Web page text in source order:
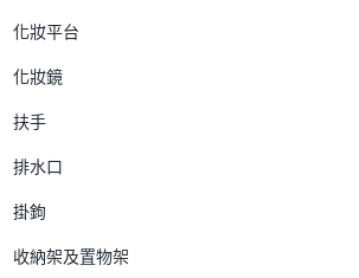
化妝平台
化妝鏡
扶手
排水口
掛鉤
收納架及置物架